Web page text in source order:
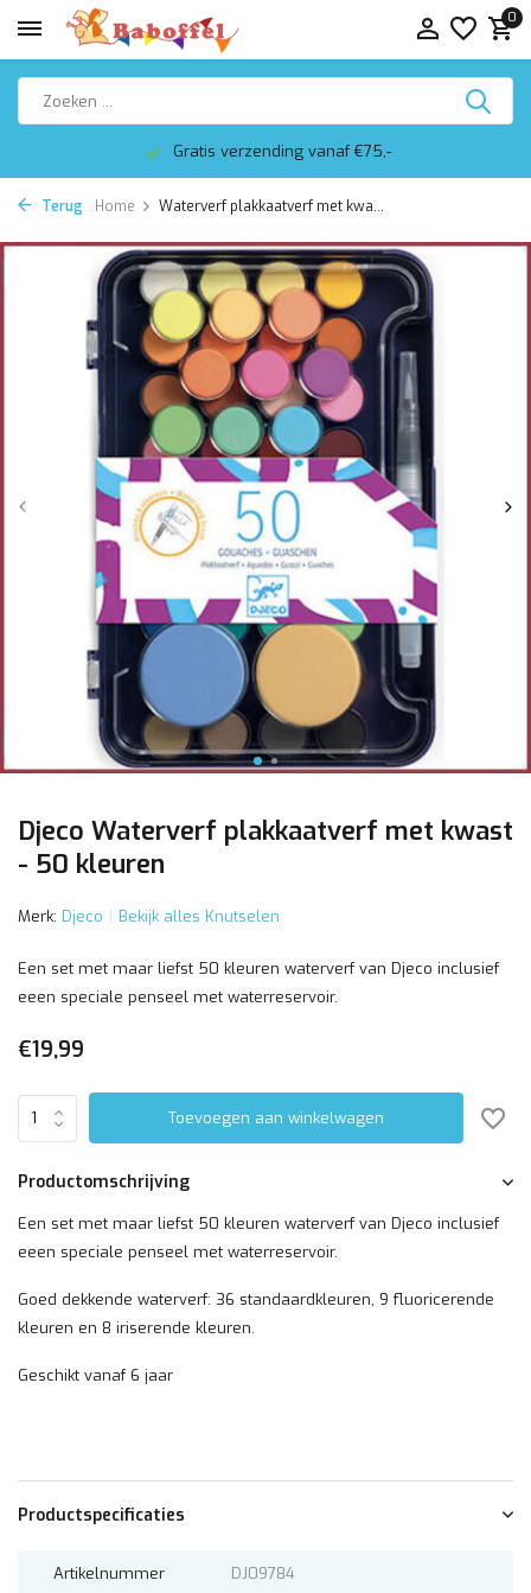
0
Gratis verzending vanaf €75,-
Terug Home Waterverf plakkaatverf met kwa...
Djeco Waterverf plakkaatverf met kwast
- 50 kleuren
Merk: Djeco Bekijk alles Knutselen
Een set met maar liefst 50 kleuren waterverf van Djeco inclusief
eeen speciale penseel met waterreservoir.
€19,99
Toevoegen aan winkelwagen
Productomschrijving
Een set met maar liefst 50 kleuren waterverf van Djeco inclusief
eeen speciale penseel met waterreservoir.
Goed dekkende waterverf: 36 standaardkleuren, 9 fluoricerende
kleuren en 8 iriserende kleuren.
Geschikt vanaf 6 jaar
Productspecificaties
Artikelnummer DJ09784